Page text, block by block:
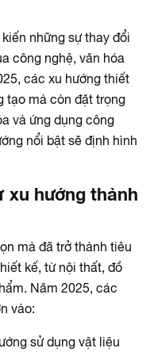
những sự thay đổi
công nghệ, văn hóa
các xu hướng thiết
tạo mà còn đặt trọng
và ứng dụng công
nổi bật sẽ định hình
xu hướng thành
mà đã trở thành tiêu
kế, từ nội thất, đồ
Năm 2025, các
vào:
sử dụng vật liệu